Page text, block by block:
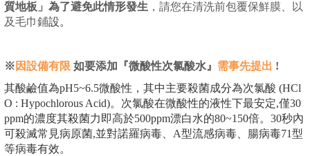
質地板」為了避免此情形發生 ，請您在清洗前包覆保鮮膜、以
及毛巾鋪設。
※ 因設備有限 如要添加『微酸性次氯酸水』 需事先提出 !
其酸鹼值為pH5~6.5微酸性，其中主要殺菌成分為次氯酸 (HCl
O : Hypochlorous Acid)。次氯酸在微酸性的液性下最安定,僅30
ppm的濃度其殺菌力即高於500ppm漂白水的80~150倍。30秒內
可殺滅常見病原菌,並對諾羅病毒、A型流感病毒、腸病毒71型
等病毒有效。